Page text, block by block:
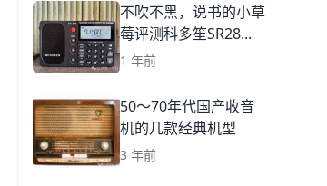
不吹不黑，说书的小草
莓评测科多笙SR28...
1 年前
50～70年代国产收音
机的几款经典机型
3 年前